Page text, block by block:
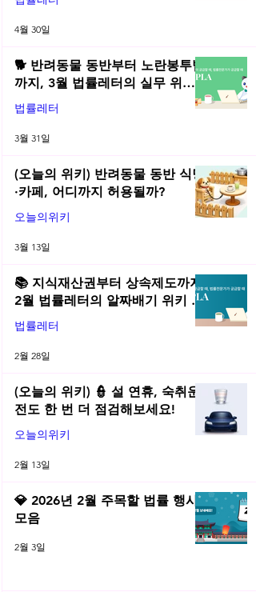
4월 30일
🐕 반려동물 동반부터 노란봉투법
까지, 3월 법률레터의 실무 위키
총정리! | 2026년 3월 네플라 법률
레터
법률레터
3월 31일
(오늘의 위키) 반려동물 동반 식당
·카페, 어디까지 허용될까?
오늘의위키
3월 13일
📚 지식재산권부터 상속제도까지,
2월 법률레터의 알짜배기 위키 모
음! | 2026년 2월 네플라 법률레터
법률레터
2월 28일
(오늘의 위키) 👮 설 연휴, 숙취운
전도 한 번 더 점검해보세요!
오늘의위키
2월 13일
💎 2026년 2월 주목할 법률 행사
모음
2월 3일